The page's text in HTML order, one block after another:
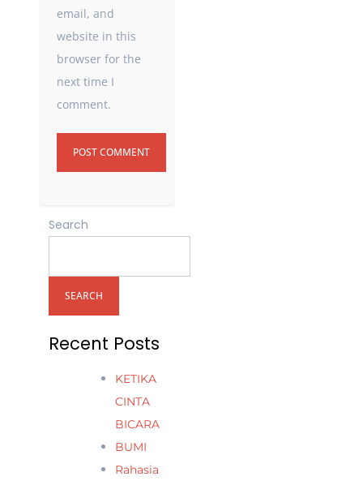
email, and
website in this
browser for the
next time I
comment.
Search
SEARCH
Recent Posts
KETIKA
CINTA
BICARA
BUMI
Rahasia